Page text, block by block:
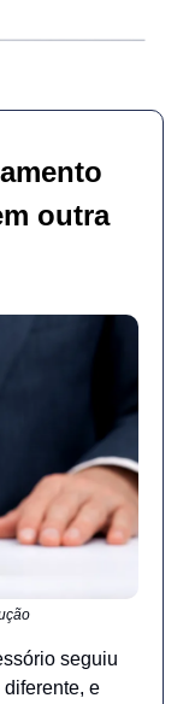
outra
seguiu
e